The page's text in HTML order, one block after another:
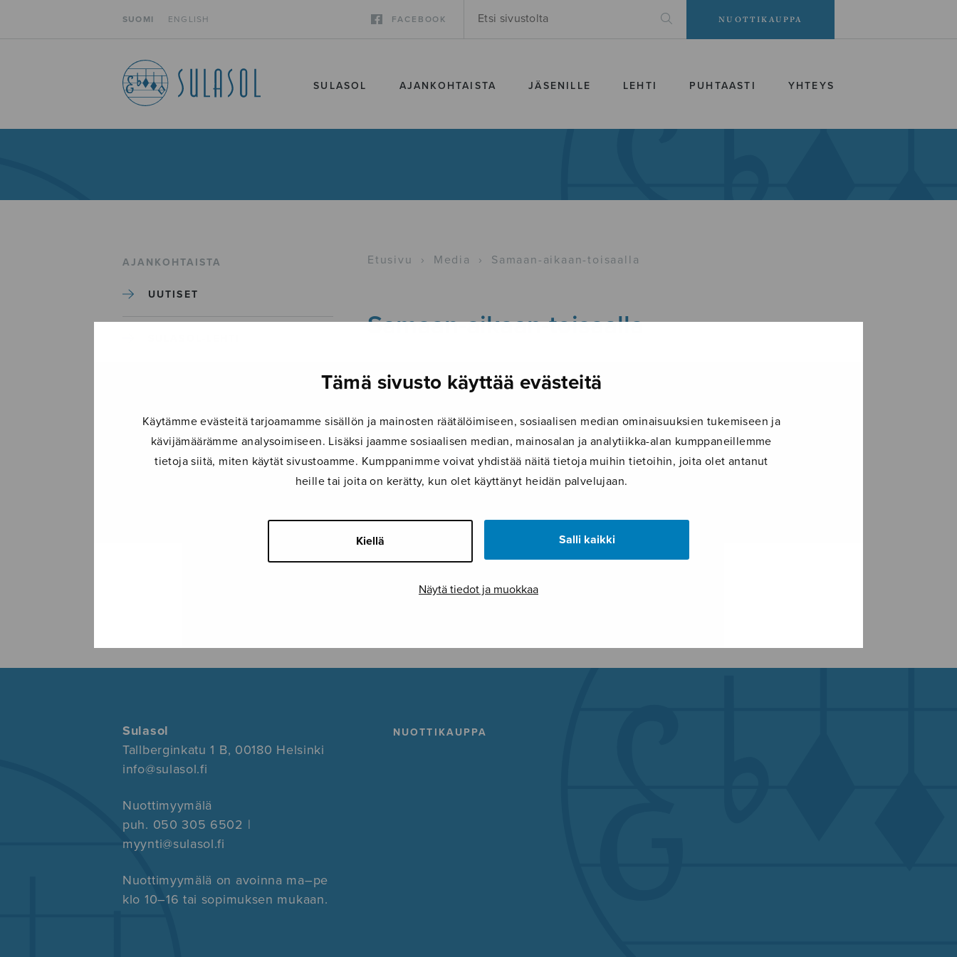
Tämä sivusto käyttää evästeitä
Käytämme evästeitä tarjoamamme sisällön ja mainosten räätälöimiseen, sosiaalisen median ominaisuuksien tukemiseen ja
kävijämäärämme analysoimiseen. Lisäksi jaamme sosiaalisen median, mainosalan ja analytiikka-alan kumppaneillemme
tietoja siitä, miten käytät sivustoamme. Kumppanimme voivat yhdistää näitä tietoja muihin tietoihin, joita olet antanut
heille tai joita on kerätty, kun olet käyttänyt heidän palvelujaan.
Kiellä Salli kaikki
Näytä tiedot ja muokkaa
SUOMI ENGLISH FACEBOOK NUOTTIKAUPPA
SULASOL AJANKOHTAISTA JÄSENILLE LEHTI PUHTAASTI YHTEYS
AJANKOHTAISTA
UUTISET
KONSERTIT
TAPAHTUMAT
Etusivu › Media › Samaan-aikaan-toisaalla
Samaan-aikaan-toisaalla
26.2.2018
FACEBOOK TWITTER
Sulasol
Tallberginkatu 1 B, 00180 Helsinki
info@sulasol.fi
Nuottimyymälä
puh. 050 305 6502 |
myynti@sulasol.fi
Nuottimyymälä on avoinna ma–pe
klo 10–16 tai sopimuksen mukaan.
NUOTTIKAUPPA